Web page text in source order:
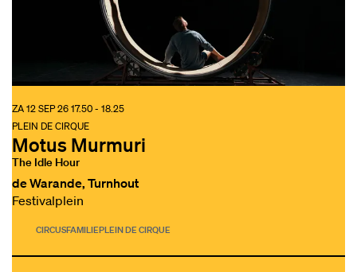
Motus Murmuri
The Idle Hour
PLEIN DE CIRQUE
ZA 12 SEP 2617.50 - 18.25
de Warande, Turnhout
Festivalplein
CIRCUSFAMILIEPLEIN DE CIRQUE